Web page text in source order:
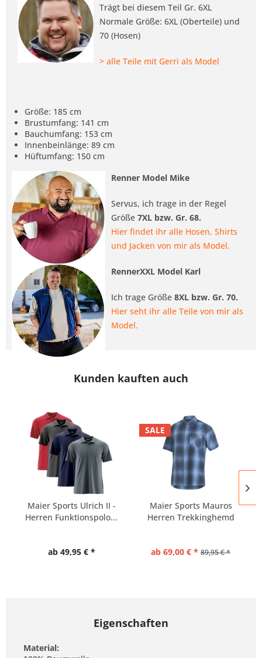
Trägt bei diesem Teil Gr. 6XL
Normale Größe: 6XL (Oberteile) und
70 (Hosen)
> alle Teile mit Gerri als Model
Größe: 185 cm
Brustumfang: 141 cm
Bauchumfang: 153 cm
Innenbeinlänge: 89 cm
Hüftumfang: 150 cm
Renner Model Mike
Servus, ich trage in der Regel
Größe 7XL bzw. Gr. 68.
Hier findet ihr alle Hosen, Shirts
und Jacken von mir als Model.
RennerXXL Model Karl
Ich trage Größe 8XL bzw. Gr. 70.
Hier seht ihr alle Teile von mir als
Model.
Kunden kauften auch
Maier Sports Ulrich II -
Herren Funktionspolo...
ab 49,95 € *
SALE
Maier Sports Mauros
Herren Trekkinghemd
ab 69,00 € * 89,95 € *
Eigenschaften
Material: